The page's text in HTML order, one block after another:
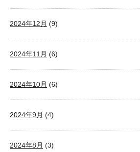
2024年12月 (9)
2024年11月 (6)
2024年10月 (6)
2024年9月 (4)
2024年8月 (3)